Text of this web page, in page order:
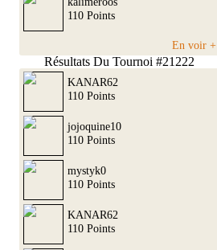
110 Points
En voir +
Résultats Du Tournoi #21222
KANAR62
110 Points
jojoquine10
110 Points
mystyk0
110 Points
KANAR62
110 Points